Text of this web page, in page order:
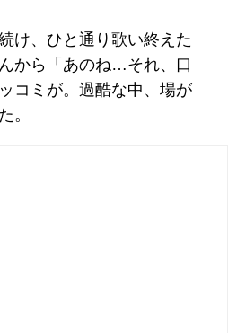
け、ひと通り歌い終えた
から「あのね…それ、口
コミが。過酷な中、場が
。